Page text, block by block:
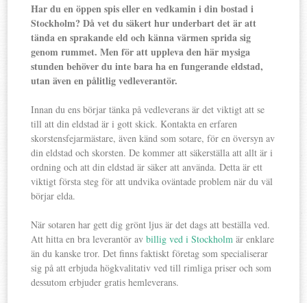
Har du en öppen spis eller en vedkamin i din bostad i
Stockholm? Då vet du säkert hur underbart det är att
tända en sprakande eld och känna värmen sprida sig
genom rummet. Men för att uppleva den här mysiga
stunden behöver du inte bara ha en fungerande eldstad,
utan även en pålitlig vedleverantör.
Innan du ens börjar tänka på vedleverans är det viktigt att se
till att din eldstad är i gott skick. Kontakta en erfaren
skorstensfejarmästare, även känd som sotare, för en översyn av
din eldstad och skorsten. De kommer att säkerställa att allt är i
ordning och att din eldstad är säker att använda. Detta är ett
viktigt första steg för att undvika oväntade problem när du väl
börjar elda.
När sotaren har gett dig grönt ljus är det dags att beställa ved.
Att hitta en bra leverantör avbillig ved i Stockholm är enklare
än du kanske tror. Det finns faktiskt företag som specialiserar
sig på att erbjuda högkvalitativ ved till rimliga priser och som
dessutom erbjuder gratis hemleverans.